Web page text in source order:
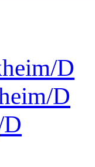
D
D